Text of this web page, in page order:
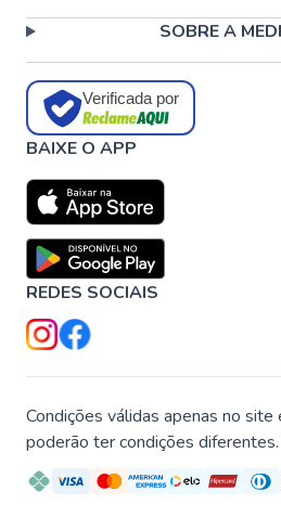
SOBRE A
Verificada por
BAIXE O APP
REDES SOCIAIS
Condições válidas apenas no site
poderão ter condições